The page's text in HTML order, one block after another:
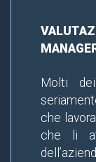
Molti
che
che li